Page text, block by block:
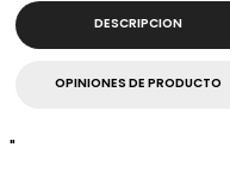
DESCRIPCION
OPINIONES DE PRODUCTO
"